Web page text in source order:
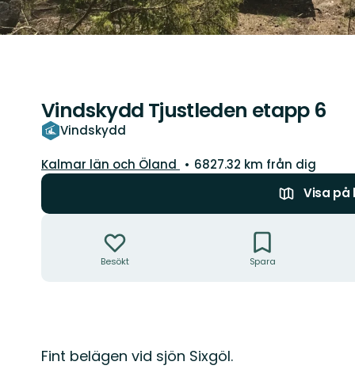
Vindskydd Tjustleden etapp 6
Vindskydd
Län:
Kalmar län och Öland
6827.32 km från dig
Visa på
Besökt Spara
Beskrivning
Fint belägen vid sjön Sixgöl.